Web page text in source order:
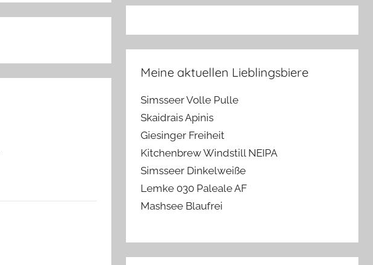
Meine aktuellen Lieblingsbiere
Simsseer Volle Pulle
Skaidrais Apinis
Giesinger Freiheit
Kitchenbrew Windstill NEIPA
Simsseer Dinkelweiße
Lemke 030 Paleale AF
Mashsee Blaufrei